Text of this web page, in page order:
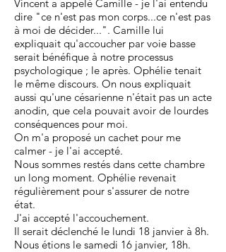
Vincent a appelé Camille - je l'ai entendu
dire "ce n'est pas mon corps...ce n'est pas
à moi de décider...". Camille lui
expliquait qu'accoucher par voie basse
serait bénéfique à notre processus
psychologique ; le après. Ophélie tenait
le même discours. On nous expliquait
aussi qu'une césarienne n'était pas un acte
anodin, que cela pouvait avoir de lourdes
conséquences pour moi.
On m'a proposé un cachet pour me
calmer - je l'ai accepté.
Nous sommes restés dans cette chambre
un long moment. Ophélie revenait
régulièrement pour s'assurer de notre
état.
J'ai accepté l'accouchement.
Il serait déclenché le lundi 18 janvier à 8h.
Nous étions le samedi 16 janvier, 18h.